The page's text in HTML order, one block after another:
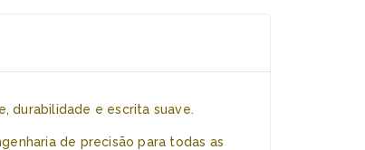
durabilidade e escrita suave.
de precisão para todas as